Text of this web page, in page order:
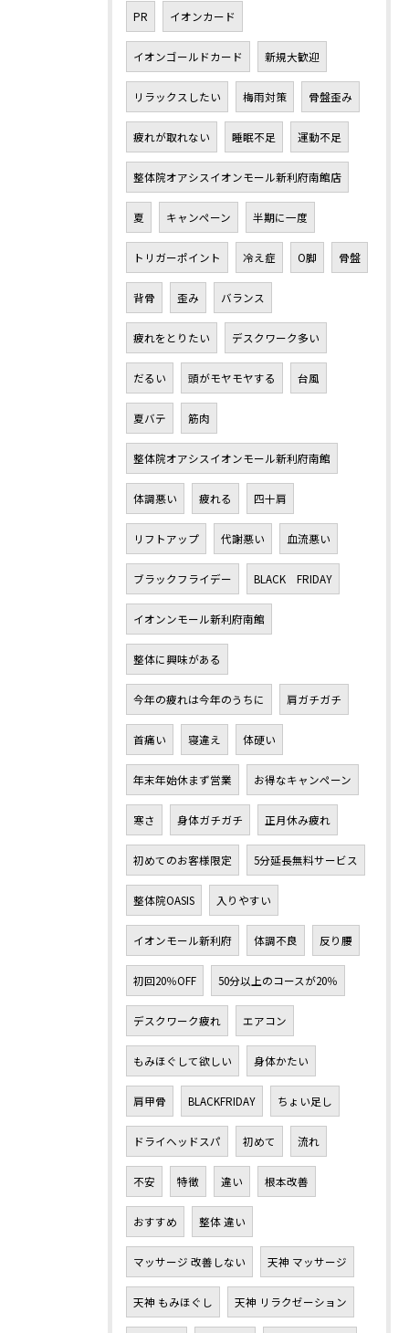
PR イオンカード
イオンゴールドカード 新規大歓迎
リラックスしたい 梅雨対策 骨盤歪み
疲れが取れない 睡眠不足 運動不足
整体院オアシスイオンモール新利府南館店
夏 キャンペーン 半期に一度
トリガーポイント 冷え症 O脚 骨盤
背骨 歪み バランス
疲れをとりたい デスクワーク多い
だるい 頭がモヤモヤする 台風
夏バテ 筋肉
整体院オアシスイオンモール新利府南館
体調悪い 疲れる 四十肩
リフトアップ 代謝悪い 血流悪い
ブラックフライデー BLACK FRIDAY
イオンンモール新利府南館
整体に興味がある
今年の疲れは今年のうちに 肩ガチガチ
首痛い 寝違え 体硬い
年末年始休まず営業 お得なキャンペーン
寒さ 身体ガチガチ 正月休み疲れ
初めてのお客様限定 5分延長無料サービス
整体院OASIS 入りやすい
イオンモール新利府 体調不良 反り腰
初回20％OFF 50分以上のコースが20％
デスクワーク疲れ エアコン
もみほぐして欲しい 身体かたい
肩甲骨 BLACKFRIDAY ちょい足し
ドライヘッドスパ 初めて 流れ
不安 特徴 違い 根本改善
おすすめ 整体 違い
マッサージ 改善しない 天神 マッサージ
天神 もみほぐし 天神 リラクゼーション